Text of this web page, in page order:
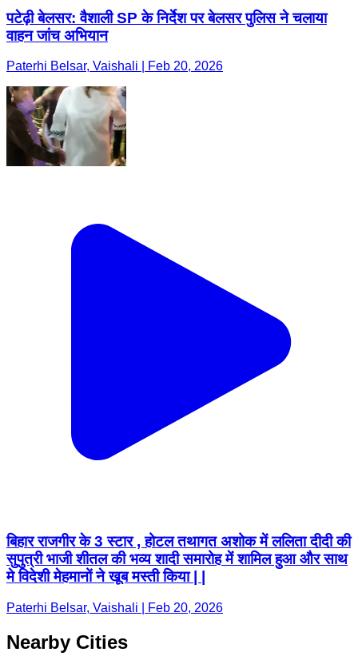
पटेढ़ी बेलसर: वैशाली SP के निर्देश पर बेलसर पुलिस ने चलाया
वाहन जांच अभियान
Paterhi Belsar, Vaishali | Feb 20, 2026
बिहार राजगीर के 3 स्टार , होटल तथागत अशोक में ललिता दीदी की
सुपुत्री भाजी शीतल की भव्य शादी समारोह में शामिल हुआ और साथ
मे विदेशी मेहमानों ने खूब मस्ती किया | |
Paterhi Belsar, Vaishali | Feb 20, 2026
Nearby Cities